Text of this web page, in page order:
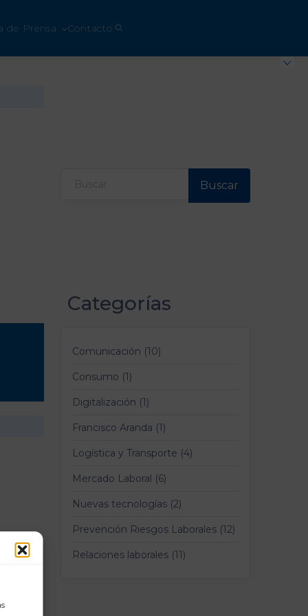
de Prensa Contacto
Buscar
Categorías
Comunicación (10)
Consumo (1)
Digitalización (1)
Francisco Aranda (1)
Logística y Transporte (4)
Mercado Laboral (6)
Nuevas tecnologías (2)
Prevención Riesgos Laborales (12)
Relaciones laborales (11)